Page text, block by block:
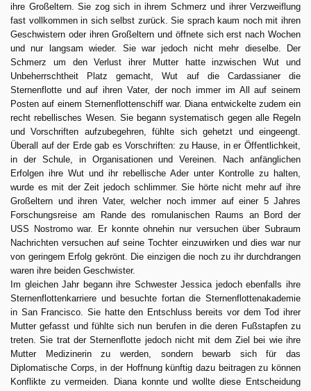
ihre Großeltern. Sie zog sich in ihrem Schmerz und ihrer Verzweiflung
fast vollkommen in sich selbst zurück. Sie sprach kaum noch mit ihren
Geschwistern oder ihren Großeltern und öffnete sich erst nach Wochen
und nur langsam wieder. Sie war jedoch nicht mehr dieselbe. Der
Schmerz um den Verlust ihrer Mutter hatte inzwischen Wut und
Unbeherrschtheit Platz gemacht, Wut auf die Cardassianer die
Sternenflotte und auf ihren Vater, der noch immer im All auf seinem
Posten auf einem Sternenflottenschiff war. Diana entwickelte zudem ein
recht rebellisches Wesen. Sie begann systematisch gegen alle Regeln
und Vorschriften aufzubegehren, fühlte sich gehetzt und eingeengt.
Überall auf der Erde gab es Vorschriften: zu Hause, in er Öffentlichkeit,
in der Schule, in Organisationen und Vereinen. Nach anfänglichen
Erfolgen ihre Wut und ihr rebellische Ader unter Kontrolle zu halten,
wurde es mit der Zeit jedoch schlimmer. Sie hörte nicht mehr auf ihre
Großeltern und ihren Vater, welcher noch immer auf einer 5 Jahres
Forschungsreise am Rande des romulanischen Raums an Bord der
USS Nostromo war. Er konnte ohnehin nur versuchen über Subraum
Nachrichten versuchen auf seine Tochter einzuwirken und dies war nur
von geringem Erfolg gekrönt. Die einzigen die noch zu ihr durchdrangen
waren ihre beiden Geschwister.
Im gleichen Jahr begann ihre Schwester Jessica jedoch ebenfalls ihre
Sternenflottenkarriere und besuchte fortan die Sternenflottenakademie
in San Francisco. Sie hatte den Entschluss bereits vor dem Tod ihrer
Mutter gefasst und fühlte sich nun berufen in die deren Fußstapfen zu
treten. Sie trat der Sternenflotte jedoch nicht mit dem Ziel bei wie ihre
Mutter Medizinerin zu werden, sondern bewarb sich für das
Diplomatische Corps, in der Hoffnung künftig dazu beitragen zu können
Konflikte zu vermeiden. Diana konnte und wollte diese Entscheidung